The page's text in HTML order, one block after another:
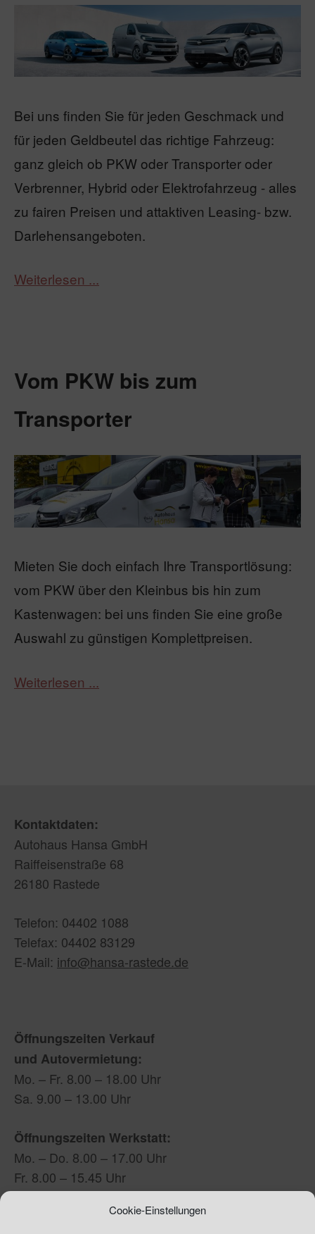
Cookie-Einstellungen
Bei uns finden Sie für jeden Geschmack und
für jeden Geldbeutel das richtige Fahrzeug:
ganz gleich ob PKW oder Transporter oder
Verbrenner, Hybrid oder Elektrofahrzeug - alles
zu fairen Preisen und attaktiven Leasing- bzw.
Darlehensangeboten.
Weiterlesen ...
Vom PKW bis zum
Transporter
Mieten Sie doch einfach Ihre Transportlösung:
vom PKW über den Kleinbus bis hin zum
Kastenwagen: bei uns finden Sie eine große
Auswahl zu günstigen Komplettpreisen.
Weiterlesen ...
Kontaktdaten:
Autohaus Hansa GmbH
Raiffeisenstraße 68
26180 Rastede
Telefon: 04402 1088
Telefax: 04402 83129
E-Mail: info@hansa-rastede.de
Öffnungszeiten Verkauf
und Autovermietung:
Mo. – Fr. 8.00 – 18.00 Uhr
Sa. 9.00 – 13.00 Uhr
Öffnungszeiten Werkstatt:
Mo. – Do. 8.00 – 17.00 Uhr
Fr. 8.00 – 15.45 Uhr
Sa, 9.00 – 12.00 Uhr